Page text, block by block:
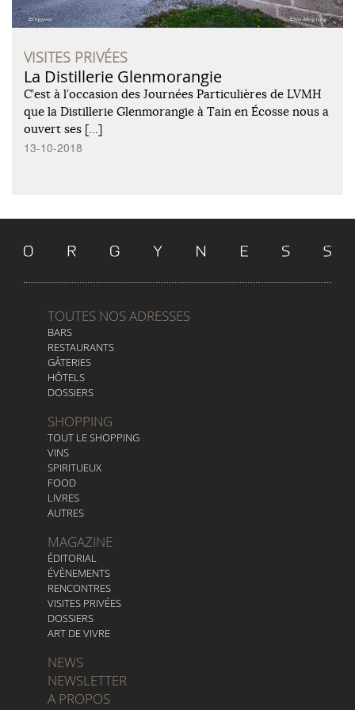
VISITES PRIVÉES
La Distillerie Glenmorangie
C’est à l’occasion des Journées Particulières de LVMH
que la Distillerie Glenmorangie à Tain en Écosse nous a
ouvert ses […]
13-10-2018
TOUTES NOS ADRESSES
BARS
RESTAURANTS
GÂTERIES
HÔTELS
DOSSIERS
SHOPPING
TOUT LE SHOPPING
VINS
SPIRITUEUX
FOOD
LIVRES
AUTRES
MAGAZINE
ÉDITORIAL
ÉVÈNEMENTS
RENCONTRES
VISITES PRIVÉES
DOSSIERS
ART DE VIVRE
NEWS
NEWSLETTER
A PROPOS